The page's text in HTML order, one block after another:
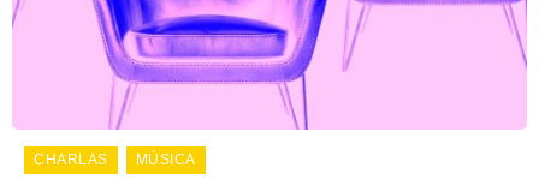
CHARLAS MÚSICA